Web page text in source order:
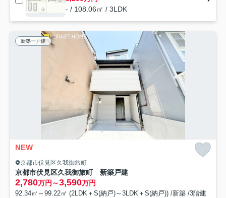
- / 108.06㎡ / 3LDK
新築一戸建
NEW
京都市伏見区久我御旅町
京都市伏見区久我御旅町 新築戸建
2,780万円～3,590万円
92.34㎡～99.22㎡ (2LDK＋S(納戸)～3LDK＋S(納戸)) /新築 /3階建